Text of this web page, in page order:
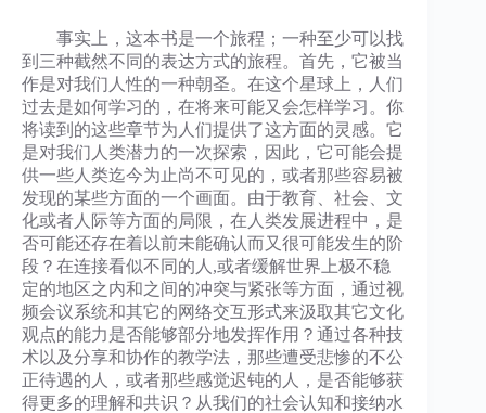
事实上，这本书是一个旅程；一种至少可以找
到三种截然不同的表达方式的旅程。首先，它被当
作是对我们人性的一种朝圣。在这个星球上，人们
过去是如何学习的，在将来可能又会怎样学习。你
将读到的这些章节为人们提供了这方面的灵感。它
是对我们人类潜力的一次探索，因此，它可能会提
供一些人类迄今为止尚不可见的，或者那些容易被
发现的某些方面的一个画面。由于教育、社会、文
化或者人际等方面的局限，在人类发展进程中，是
否可能还存在着以前未能确认而又很可能发生的阶
段？在连接看似不同的人,或者缓解世界上极不稳
定的地区之内和之间的冲突与紧张等方面，通过视
频会议系统和其它的网络交互形式来汲取其它文化
观点的能力是否能够部分地发挥作用？通过各种技
术以及分享和协作的教学法，那些遭受悲惨的不公
正待遇的人，或者那些感觉迟钝的人，是否能够获
得更多的理解和共识？从我们的社会认知和接纳水